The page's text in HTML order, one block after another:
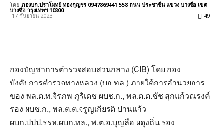
โดย กองบก.ปราโมทย์ ทองกุญชร 0947869441 558 ถนน ประชาชื่น แขวง บางซื่อ เขต
บางซื่อ กรุงเทพฯ 10800 -
17 กันยายน 2023 49
กองบัญชาการตำรวจสอบสวนกลาง (CIB) โดย กอง
บังคับการตำรวจทางหลวง (บก.ทล.) ภายใต้การอำนวยการ
ของ พล.ต.ท.จิรภพ ภูริเดช ผบช.ก., พล.ต.ต.ชัช สุกแก้วณรงค์
รอง ผบช.ก., พล.ต.ต.จรูญเกียรติ ปานแก้ว
ผบก.ปปป.รรท.ผบก.ทล., พ.ต.อ.บุญลือ ผดุงถิ่น รอง